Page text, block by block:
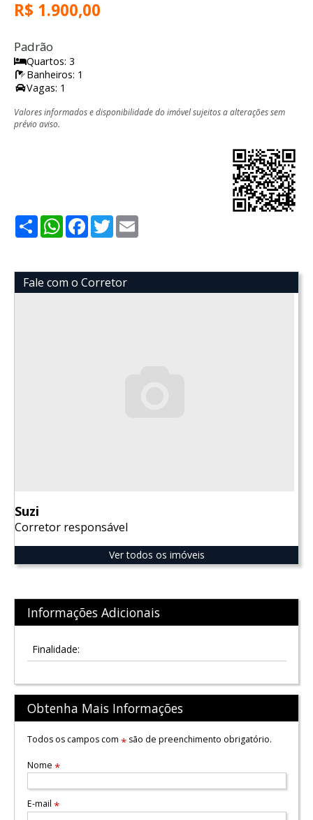
R$ 1.900,00
Padrão
Quartos: 3
Banheiros: 1
Vagas: 1
Valores informados e disponibilidade do imóvel sujeitos a alterações sem
prévio aviso.
ShareWhatsApp
Facebook
Twitter
Fale com o Corretor
Suzi
Corretor responsável
Ver todos os imóveis
Informações Adicionais
Finalidade:
Obtenha Mais Informações
Todos os campos com *são de preenchimento obrigatório.
Nome *
E-mail *